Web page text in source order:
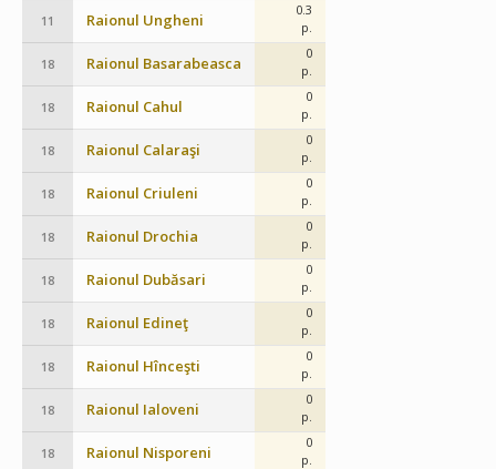
11 Raionul Ungheni
0.3
p.
18 Raionul Basarabeasca
0
p.
18 Raionul Cahul
0
p.
18 Raionul Calaraşi
0
p.
18 Raionul Criuleni
0
p.
18 Raionul Drochia
0
p.
18 Raionul Dubăsari
0
p.
18 Raionul Edineţ
0
p.
18 Raionul Hînceşti
0
p.
18 Raionul Ialoveni
0
p.
18 Raionul Nisporeni
0
p.